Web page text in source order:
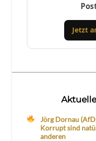
Jetzt
Jörg Dornau
Korrupt sind
anderen